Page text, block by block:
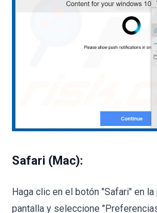
Safari (Mac):
Haga clic en el botón "Safari" en
pantalla y seleccione